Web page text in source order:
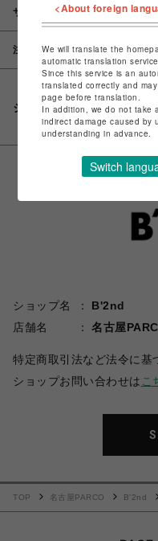
サイズ
注意事項
シェアする
ショップ名
B'2nd
店舗名
名古屋
特定商取引法など法令に基
ショップお問い合わせは こ
TOP 名古屋PARCO B'2nd
<About foreign
We will translate the
automatic translation
Since this service is an
translated correctly and
page before translation.
In addition, we do not take
indirect damage caused by
understanding in advance.
Switch